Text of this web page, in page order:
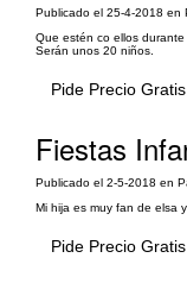
Publicado el 25-4-2018 en
Que estén co ellos
Serán unos 20 niños.
Pide Precio Gratis
Fiestas
Publicado el 2-5-2018 en
Mi hija es muy fan de elsa
Pide Precio Gratis